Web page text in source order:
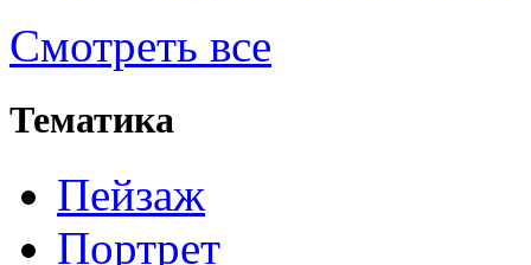
Смотреть все
Тематика
Пейзаж
Портрет